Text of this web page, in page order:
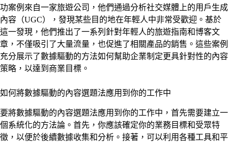
功案例來自一家旅遊公司，他們通過分析社交媒體上的用戶生成
內容（UGC），發現某些目的地在年輕人中非常受歡迎。基於
這一發現，他們推出了一系列針對年輕人的旅遊指南和博客文
章，不僅吸引了大量流量，也促進了相關產品的銷售。這些案例
充分展示了數據驅動的方法如何幫助企業制定更具針對性的內容
策略，以達到商業目標。
如何將數據驅動的內容選題法應用到你的工作中
要將數據驅動的內容選題法應用到你的工作中，首先需要建立一
個系統化的方法論。首先，你應該確定你的業務目標和受眾特
徵，以便於後續數據收集和分析。接著，可以利用各種工具和平